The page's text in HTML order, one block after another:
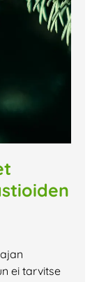
ei tarvitse